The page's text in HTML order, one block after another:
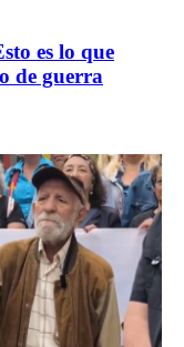
es lo que
de guerra